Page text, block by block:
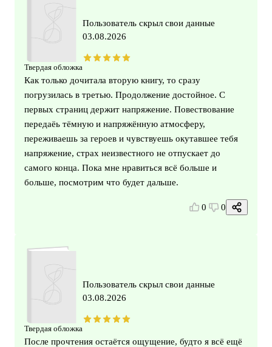
Твердая обложка
Пользователь скрыл свои данные
03.08.2026
Как только дочитала вторую книгу, то сразу
погрузилась в третью. Продолжение достойное. С
первых страниц держит напряжение. Повествование
передаёь тёмную и напряжённую атмосферу,
переживаешь за героев и чувствуешь окутавшее тебя
напряжение, страх неизвестного не отпускает до
самого конца. Пока мне нравиться всё больше и
больше, посмотрим что будет дальше.
0 0
Твердая обложка
Пользователь скрыл свои данные
03.08.2026
После прочтения остаётся ощущение, будто я всё ещё